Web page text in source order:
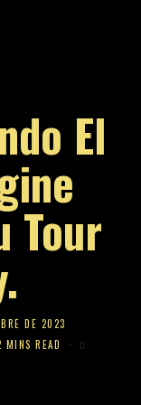
El
Tour
DE 2023
MINS READ